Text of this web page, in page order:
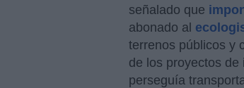
señalado que
abonado al
terrenos públicos y
de los proyectos
perseguía